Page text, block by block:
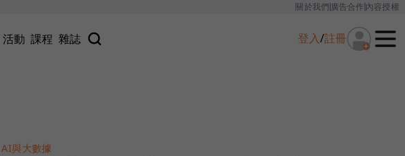
關於我們廣告合作內容授權
活動 課程 雜誌 登入/註冊
AI與大數據